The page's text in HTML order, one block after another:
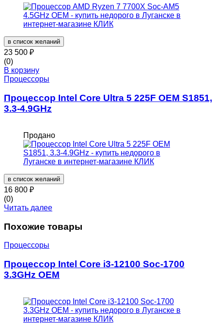
в список желаний
23 500 ₽
(0)
В корзину
Процессоры
Процессор Intel Core Ultra 5 225F OEM S1851,
3.3-4.9GHz
Продано
в список желаний
16 800 ₽
(0)
Читать далее
Похожие товары
Процессоры
Процессор Intel Core i3-12100 Soc-1700
3.3GHz OEM